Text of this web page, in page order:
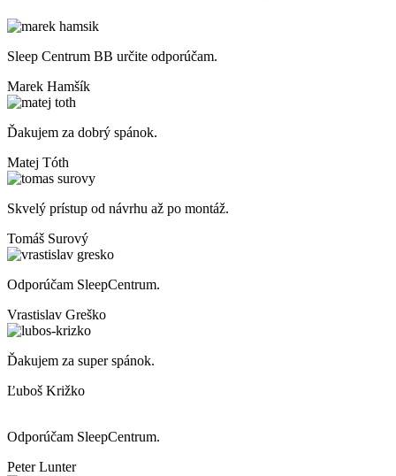
Sleep Centrum BB určite odporúčam.
Marek Hamšík
Ďakujem za dobrý spánok.
Matej Tóth
Skvelý prístup od návrhu až po montáž.
Tomáš Surový
Odporúčam SleepCentrum.
Vrastislav Greško
Ďakujem za super spánok.
Ľuboš Križko
Odporúčam SleepCentrum.
Peter Lunter